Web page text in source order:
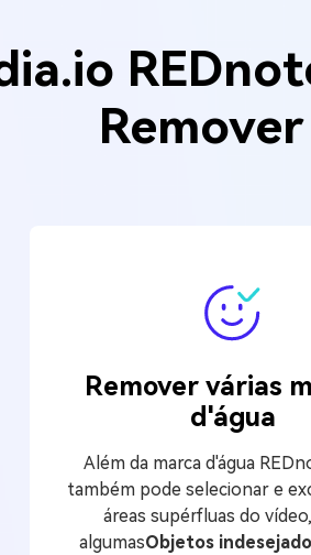
Remover várias
d'água
Além da marca d'água
também pode selecionar e
áreas supérfluas do
algumasObjetos